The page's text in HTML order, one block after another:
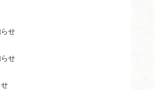
せ
せ